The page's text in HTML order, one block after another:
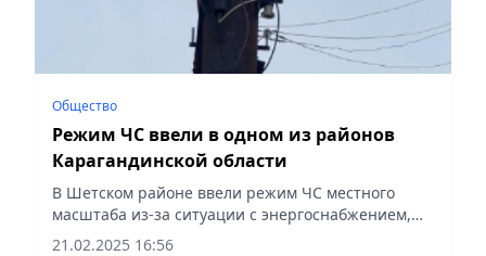
Общество
Режим ЧС ввели в одном из районов
Карагандинской области
В Шетском районе ввели режим ЧС местного
масштаба из-за ситуации с энергоснабжением,
сообщает Vecher.kz.
21.02.2025 16:56